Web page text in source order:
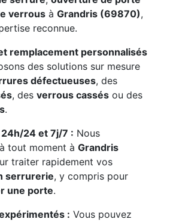
verrous à Grandris (69870),
reconnue.
remplacement personnalisés
des solutions sur mesure
défectueuses, des
, des verrous cassés ou des
.
24 et 7j/7 : Nous
tout moment à Grandris
traiter rapidement vos
serrurerie, y compris pour
une porte.
: Vous pouvez